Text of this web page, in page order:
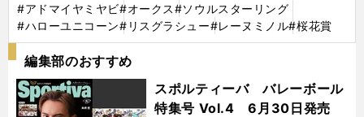
#アドマイヤミヤビ#オークス#ソウルスターリング
#ハローユニコーン#リスグラシュー#レーヌミノル#桜花賞
編集部のおすすめ
スポルティーバ バレーボール
特集号 Vol.4 6月30日発売